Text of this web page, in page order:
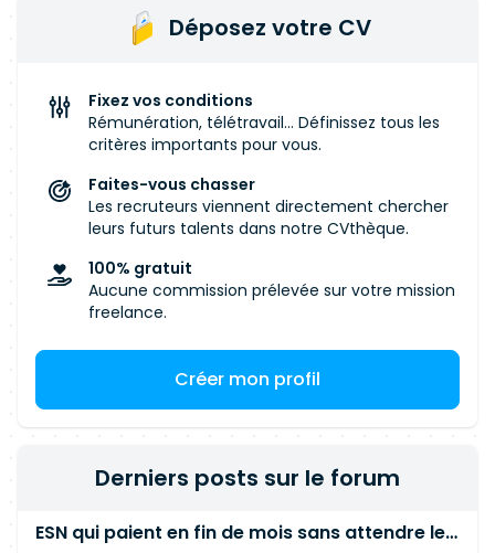
l'intégrateur afin de traduire les besoins
opérationnels en solutions adaptées dans D365.
besoins métiers. Animer les ateliers de
conception avec les équipes Finance, Achats,
Ventes et Supply Chain. Réaliser les analyses
d'écart entre les besoins et le standard D365.
Paramétrer et optimiser les processus dans
Microsoft Dynamics 365. Rédiger les
les développements spécifiques. Préparer et
exécuter les tests fonctionnels, d'intégration et
données, le déploiement et la formation des
utilisateurs. Assurer le support fonctionnel et le
suivi des anomalies. Périmètre fonctionnel
fournisseurs. Comptabilité analytique et
dimensions financières. Contrôle de gestion,
frais généraux. Clôtures comptables, provisions
Déposez votre CV
Fixez vos conditions
Rémunération, télétravail... Définissez tous les
critères importants pour vous.
Faites-vous chasser
Les recruteurs viennent directement chercher
leurs futurs talents dans notre CVthèque.
100% gratuit
Aucune commission prélevée sur votre mission
freelance.
Créer mon profil
Derniers posts sur le forum
ESN qui paient en fin de mois sans attendre le paiement client ?